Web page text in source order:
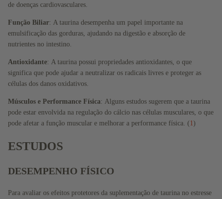
Kids
Fibras
Vegano
Superfo
ods
de doenças cardiovasculares.
Função Biliar: A taurina desempenha um papel importante na
emulsificação das gorduras, ajudando na digestão e absorção de
nutrientes no intestino.
Antioxidante: A taurina possui propriedades antioxidantes, o que
significa que pode ajudar a neutralizar os radicais livres e proteger as
células dos danos oxidativos.
Músculos e Performance Física: Alguns estudos sugerem que a taurina
pode estar envolvida na regulação do cálcio nas células musculares, o que
pode afetar a função muscular e melhorar a performance física. (1 )
ESTUDOS
DESEMPENHO FÍSICO
Para avaliar os efeitos protetores da suplementação de taurina no estresse